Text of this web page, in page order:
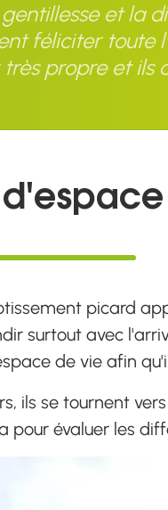
et la
féliciter toute
propre et
picard
surtout avec
de vie afin
ils se tournent vers
pour évaluer les